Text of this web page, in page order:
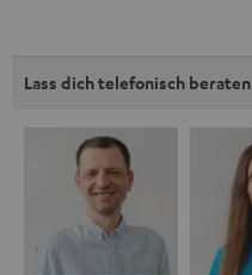
Lass dich telefonisch beraten